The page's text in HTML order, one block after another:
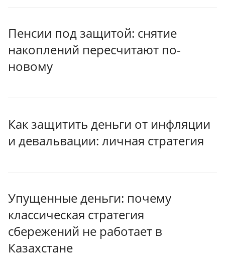
Пенсии под защитой: снятие
накоплений пересчитают по-
новому
Как защитить деньги от инфляции
и девальвации: личная стратегия
Упущенные деньги: почему
классическая стратегия
сбережений не работает в
Казахстане